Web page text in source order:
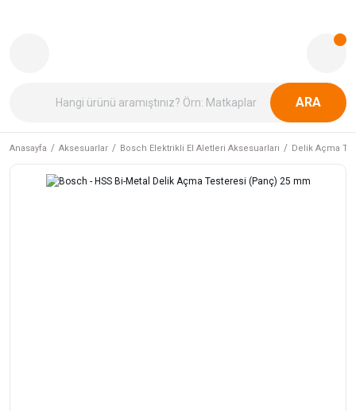
ARA
Anasayfa Aksesuarlar Bosch Elektrikli El Aletleri Aksesuarları Delik Açma